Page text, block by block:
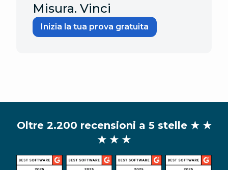
Misura. Vinci
Inizia la tua prova gratuita
Oltre 2.200 recensioni a 5 stelle ★ ★
★ ★ ★